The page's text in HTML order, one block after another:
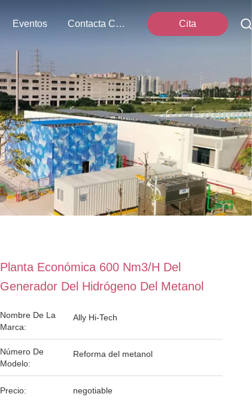
Eventos Contacta Con Nosotros Cita
Planta Económica 600 Nm3/H Del
Generador Del Hidrógeno Del Metanol
Nombre De La
Marca:
Ally Hi-Tech
Número De
Modelo:
Reforma del metanol
Precio: negotiable